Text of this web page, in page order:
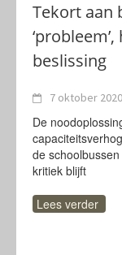
Tekort aan
beslissing
7 oktober 2020
De
de
kritiek blijft
Lees verder